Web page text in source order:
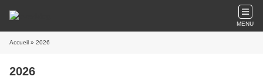
MENU
Accueil » 2026
2026